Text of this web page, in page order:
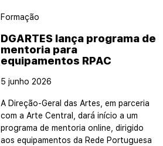
Formação
DGARTES lança programa de
mentoria para
equipamentos RPAC
5 junho 2026
A Direção-Geral das Artes, em parceria
com a Arte Central, dará início a um
programa de mentoria online, dirigido
aos equipamentos da Rede Portuguesa